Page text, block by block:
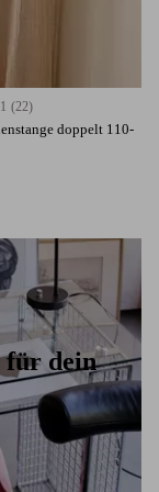
doppelt 110-
22 Bewertungen
(22)
für dein